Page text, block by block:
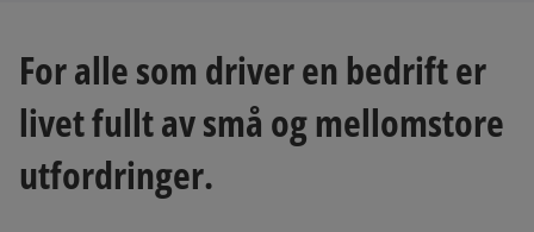
For alle som driver en bedrift er
livet fullt av små og mellomstore
utfordringer.